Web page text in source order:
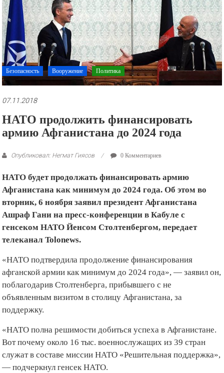
рекламные
ролики
и
презентации.
Безопасность Вооружение Политика
07.11.2018
НАТО продолжить финансировать
армию Афганистана до 2024 года
Опубликовал: Негмат Гиясов 0 Комментариев
НАТО будет продолжать финансировать армию
Афганистана как минимум до 2024 года. Об этом во
вторник, 6 ноября заявил президент Афганистана
Ашраф Гани на пресс-конференции в Кабуле с
генсеком НАТО Йенсом Столтенбергом, передает
телеканал Tolonews.
«НАТО подтвердила продолжение финансирования
афганской армии как минимум до 2024 года», — заявил он,
поблагодарив Столтенберга, прибывшего с не
объявленным визитом в столицу Афганистана, за
поддержку.
«НАТО полна решимости добиться успеха в Афганистане.
Вот почему около 16 тыс. военнослужащих из 39 стран
служат в составе миссии НАТО «Решительная поддержка»,
— подчеркнул генсек НАТО.